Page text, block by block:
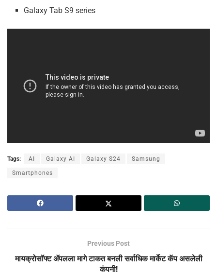
Galaxy Tab S9 series
Tags: AI Galaxy AI Galaxy S24 Samsung
Smartphones
Previous Post
मायक्रोसॉफ्ट ॲपलला मागे टाकत बनली सर्वाधिक मार्केट कॅप असलेली
कंपनी!